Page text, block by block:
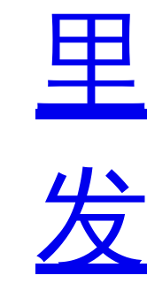
是
比
里
发